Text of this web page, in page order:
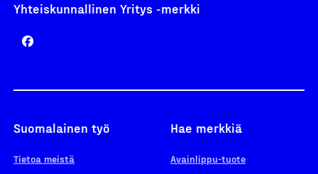
Yhteiskunnallinen Yritys -merkki
Suomalainen työ
Tietoa meistä
Hae merkkiä
Avainlippu-tuote